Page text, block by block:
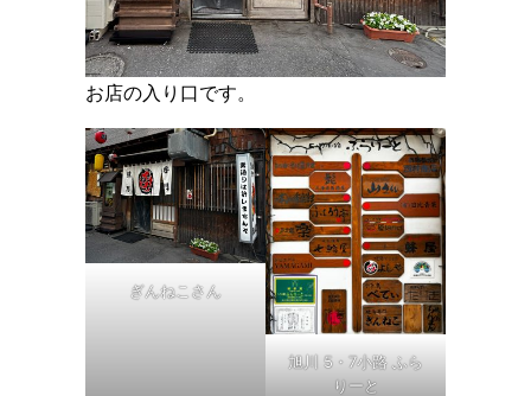
お店の入り口です。
ぎんねこさん
旭川 5・7小路 ふら
りーと